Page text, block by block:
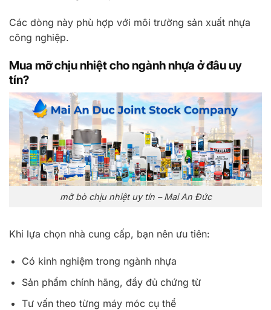
Các dòng này phù hợp với môi trường sản xuất nhựa
công nghiệp.
Mua mỡ chịu nhiệt cho ngành nhựa ở đâu uy
tín?
mỡ bò chịu nhiệt uy tín – Mai An Đức
Khi lựa chọn nhà cung cấp, bạn nên ưu tiên:
Có kinh nghiệm trong ngành nhựa
Sản phẩm chính hãng, đầy đủ chứng từ
Tư vấn theo từng máy móc cụ thể